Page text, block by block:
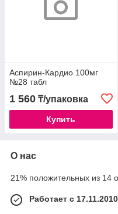
Аспирин-Кардио 100мг
№28 табл
1 560 ₸/упаковка
Купить
О нас
21% положительных из 14
Работает с 17.11.2010